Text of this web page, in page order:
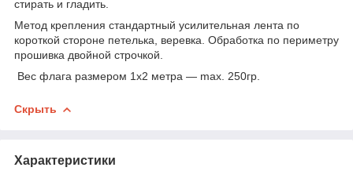
стирать и гладить.
Метод крепления стандартный усилительная лента по
короткой стороне петелька, веревка. Обработка по периметру
прошивка двойной строчкой.
Вес флага размером 1х2 метра ― max. 250гр.
Скрыть
Характеристики